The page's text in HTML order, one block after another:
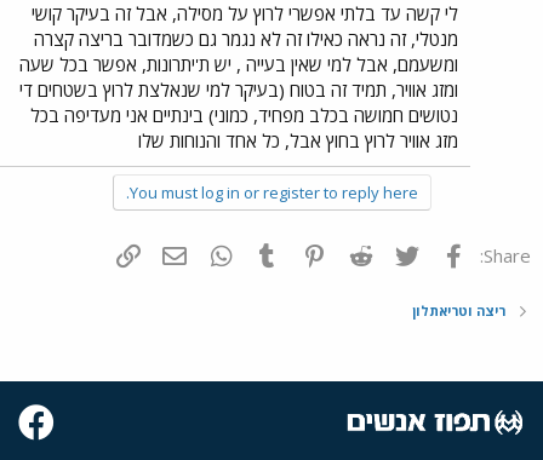
לי קשה עד בלתי אפשרי לרוץ על מסילה, אבל זה בעיקר קושי
מנטלי, זה נראה כאילו זה לא נגמר גם כשמדובר בריצה קצרה
ומשעמם, אבל למי שאין בעייה , יש ת'יתרונות, אפשר בכל שעה
ומזג אוויר, תמיד זה בטוח (בעיקר למי שנאלצת לרוץ בשטחים די
נטושים חמושה בכלב מפחיד, כמוני) בינתיים אני מעדיפה בכל
מזג אוויר לרוץ בחוץ אבל, כל אחד והנוחות שלו
You must log in or register to reply here.
Share: פייסבוק Twitter
Reddit
Pinterest
Tumblr
WhatsAppדואר אלקטרוני
ריצה וטריאתלון